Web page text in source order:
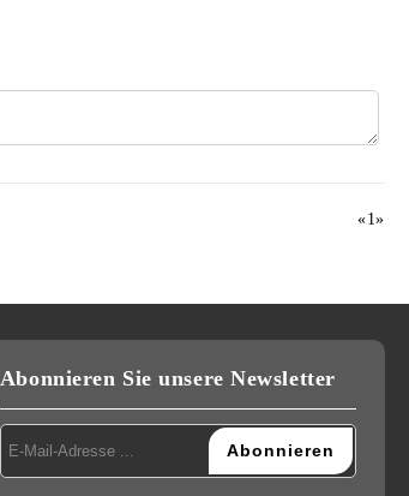
«1»
Abonnieren Sie unsere Newsletter